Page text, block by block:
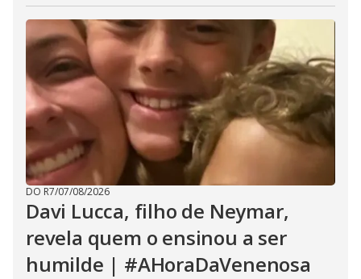
DO R7/07/08/2026
Davi Lucca, filho de Neymar,
revela quem o ensinou a ser
humilde | #AHoraDaVenenosa